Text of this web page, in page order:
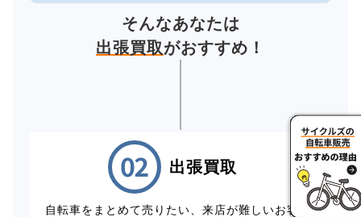
そんなあなたは
出張買取がおすすめ！
出張買取
自転車をまとめて売りたい、来店が難しいお客様